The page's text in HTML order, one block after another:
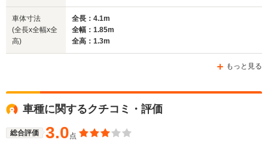
WLTCモード
燃費
-m
- -
車体寸法
(全長x全幅x全
高)
全長：4.1m
全幅：1.85m
全高：1.3m
もっと見る
車種に関するクチコミ・評価
総合評価 3.0点